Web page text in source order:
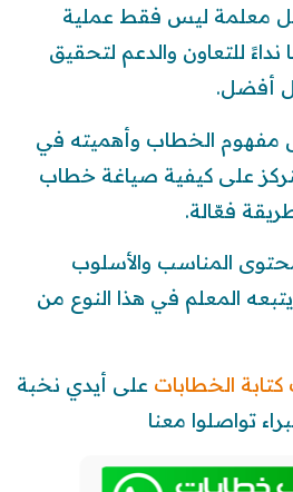
معلمة ليس فقط عملية
نداءً للتعاون والدعم لتحقيق
أفضل.
مفهوم الخطاب وأهميته في
على كيفية صياغة خطاب
فعّالة.
المناسب والأسلوب
المعلم في هذا النوع من
الخطابات على أيدي نخبة
تواصلوا معنا